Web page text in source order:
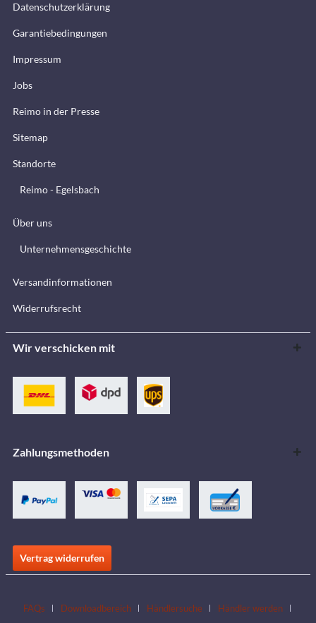
Datenschutzerklärung
Garantiebedingungen
Impressum
Jobs
Reimo in der Presse
Sitemap
Standorte
Reimo - Egelsbach
Über uns
Unternehmensgeschichte
Versandinformationen
Widerrufsrecht
Wir verschicken mit
Zahlungsmethoden
Vertrag widerrufen
FAQs Downloadbereich Händlersuche Händler werden